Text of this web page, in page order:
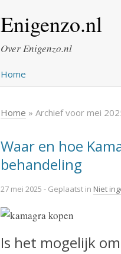
Enigenzo.nl
Over Enigenzo.nl
Home
Home » Archief voor mei
Waar en hoe
behandeling
27 mei 2025 - Geplaatst in Niet
Is het mogelijk